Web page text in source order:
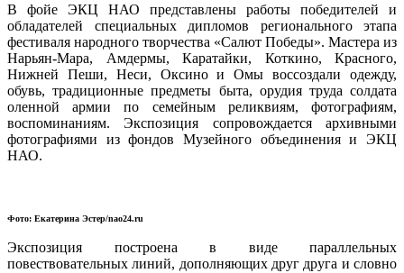
В фойе ЭКЦ НАО представлены работы победителей и
обладателей специальных дипломов регионального этапа
фестиваля народного творчества «Салют Победы». Мастера из
Нарьян-Мара, Амдермы, Каратайки, Коткино, Красного,
Нижней Пеши, Неси, Оксино и Омы воссоздали одежду,
обувь, традиционные предметы быта, орудия труда солдата
оленной армии по семейным реликвиям, фотографиям,
воспоминаниям. Экспозиция сопровождается архивными
фотографиями из фондов Музейного объединения и ЭКЦ
НАО.
Фото: Екатерина Эстер/nao24.ru
Экспозиция построена в виде параллельных
повествовательных линий, дополняющих друг друга и словно